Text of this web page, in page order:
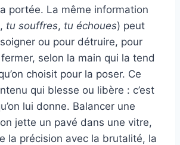
portée. La même information
, tu souffres, tu échoues) peut
ou pour détruire, pour
selon la main qui la tend
choisit pour la poser. Ce
qui blesse ou libère : c’est
lui donne. Balancer une
jette un pavé dans une vitre,
la précision avec la brutalité, la